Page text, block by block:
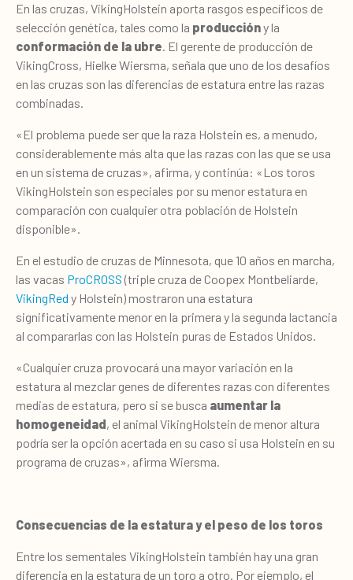
En las cruzas, VikingHolstein aporta rasgos específicos de
selección genética, tales como la produccióny la
conformación de la ubre. El gerente de producción de
VikingCross, Hielke Wiersma, señala que uno de los desafíos
en las cruzas son las diferencias de estatura entre las razas
combinadas.
«El problema puede ser que la raza Holstein es, a menudo,
considerablemente más alta que las razas con las que se usa
en un sistema de cruzas», afirma, y continúa: «Los toros
VikingHolstein son especiales por su menor estatura en
comparación con cualquier otra población de Holstein
disponible».
En el estudio de cruzas de Minnesota, que 10 años en marcha,
las vacas ProCROSS (triple cruza de Coopex Montbeliarde,
VikingRed y Holstein) mostraron una estatura
significativamente menor en la primera y la segunda lactancia
al compararlas con las Holstein puras de Estados Unidos.
«Cualquier cruza provocará una mayor variación en la
estatura al mezclar genes de diferentes razas con diferentes
medias de estatura, pero si se busca aumentar la
homogeneidad, el animal VikingHolstein de menor altura
podría ser la opción acertada en su caso si usa Holstein en su
programa de cruzas», afirma Wiersma.
Consecuencias de la estatura y el peso de los toros
Entre los sementales VikingHolstein también hay una gran
diferencia en la estatura de un toro a otro. Por ejemplo, el